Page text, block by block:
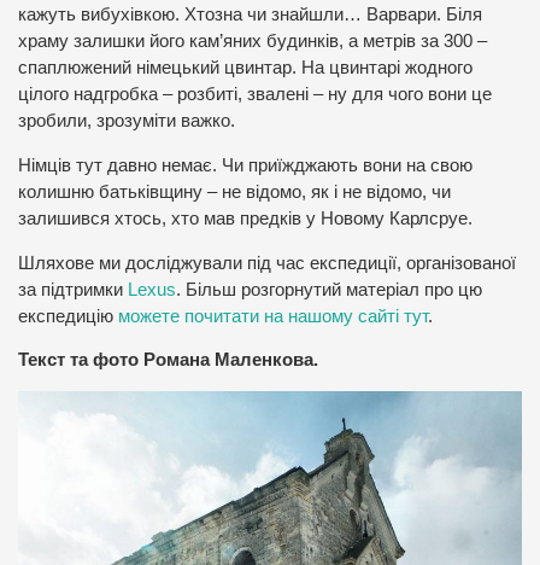
кажуть вибухівкою. Хтозна чи знайшли… Варвари. Біля
храму залишки його кам’яних будинків, а метрів за 300 –
спаплюжений німецький цвинтар. На цвинтарі жодного
цілого надгробка – розбиті, звалені – ну для чого вони це
зробили, зрозуміти важко.
Німців тут давно немає. Чи приїжджають вони на свою
колишню батьківщину – не відомо, як і не відомо, чи
залишився хтось, хто мав предків у Новому Карлсруе.
Шляхове ми досліджували під час експедиції, організованої
за підтримки Lexus. Більш розгорнутий матеріал про цю
експедицію можете почитати на нашому сайті тут.
Текст та фото Романа Маленкова.